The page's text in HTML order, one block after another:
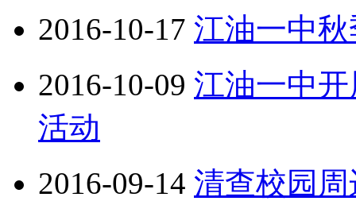
2016-10-17 江油一中
2016-10-09 江油一中
活动
2016-09-14 清查校园